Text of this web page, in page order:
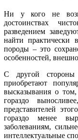
Ни у кого не
достоинствах
разведением
найти практически
породы – это
особенностей,
С другой стороны
приобретают
высказывания о
гораздо
представителей
гораздо менее
заболеваниям,
интеллектуальные